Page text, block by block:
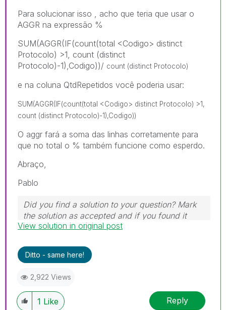
Para solucionar isso , acho que teria que usar o
AGGR na expressão %
SUM(AGGR(IF(count(total <Codigo> distinct
Protocolo) >1, count (distinct
Protocolo)-1),Codigo))/ count (distinct Protocolo)
e na coluna QtdRepetidos você poderia usar:
SUM(AGGR(IF(count(total <Codigo> distinct Protocolo) >1,
count (distinct Protocolo)-1),Codigo))
O aggr fará a soma das linhas corretamente para
que no total o % também funcione como esperdo.
Abraço,
Pablo
Did you find a solution to your question? Mark
the solution as accepted and if you found it
useful, press the like button! | Follow me on
View solution in original post
Ditto - same here!
2,922 Views
1 Like Reply